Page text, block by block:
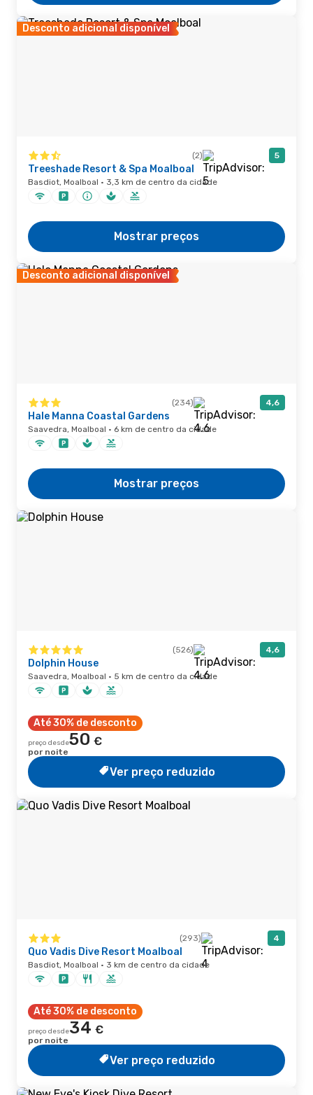
Desconto adicional disponível
(2) 5
Treeshade Resort & Spa Moalboal
Basdiot, Moalboal · 3,3 km de centro da cidade
Mostrar preços
Desconto adicional disponível
(234) 4,6
Hale Manna Coastal Gardens
Saavedra, Moalboal · 6 km de centro da cidade
Mostrar preços
(526) 4,6
Dolphin House
Saavedra, Moalboal · 5 km de centro da cidade
Até 30% de desconto
preço desde50 €
por noite
Ver preço reduzido
(293) 4
Quo Vadis Dive Resort Moalboal
Basdiot, Moalboal · 3 km de centro da cidade
Até 30% de desconto
preço desde34 €
por noite
Ver preço reduzido